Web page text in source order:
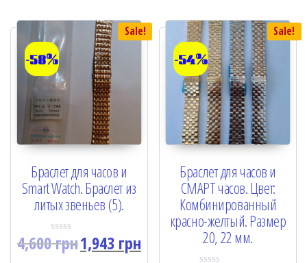
Sale!
-58%
Браслет для часов и
Smart Watch. Браслет из
литых звеньев (5).
R
a
4,600грн1,943грн
Sale!
-54%
Браслет для часов и
СМАРТ часов. Цвет:
Комбинированный
красно-желтый. Размер
20, 22 мм.